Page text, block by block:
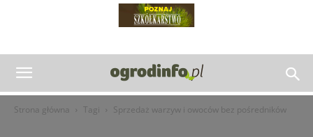
Strona główna Tagi Sprzedaż warzyw i owoców bez pośredników